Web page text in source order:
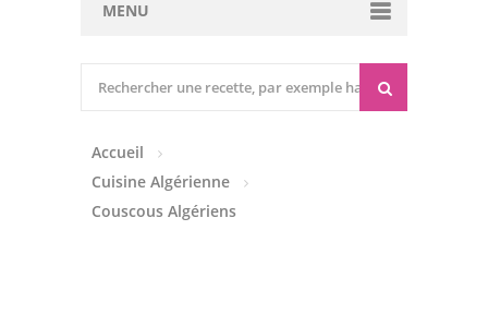
MENU
Entrées Froides
Accueil
Cuisine Algérienne
Couscous Algériens